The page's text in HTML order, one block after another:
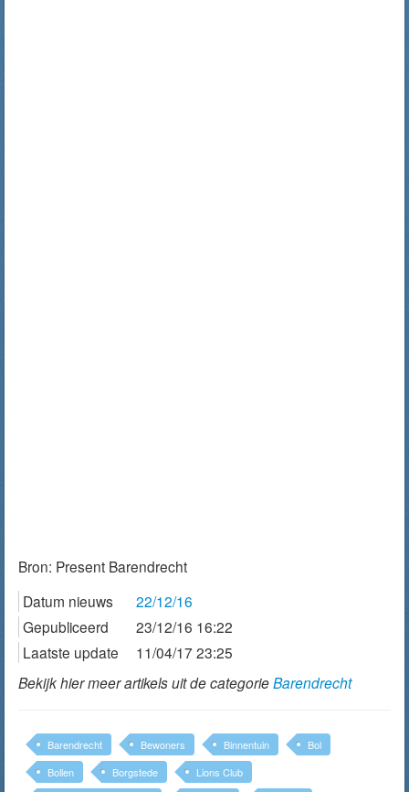
Bron: Present Barendrecht
Datum nieuws
22/12/16
Gepubliceerd
23/12/16 16:22
Laatste update
11/04/17 23:25
Bekijk hier meer artikels uit de categorieBarendrecht
Barendrecht Bewoners Binnentuin
Bol
Bollen
Borgstede Lions Club